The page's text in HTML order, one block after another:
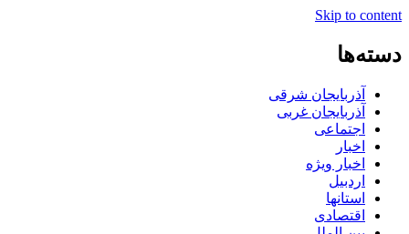
Skip to content
دسته‌ها
آذربایجان شرقی
آذربایجان غربی
اجتماعی
اخبار
اخبار ویژه
اردبیل
استانها
اقتصادی